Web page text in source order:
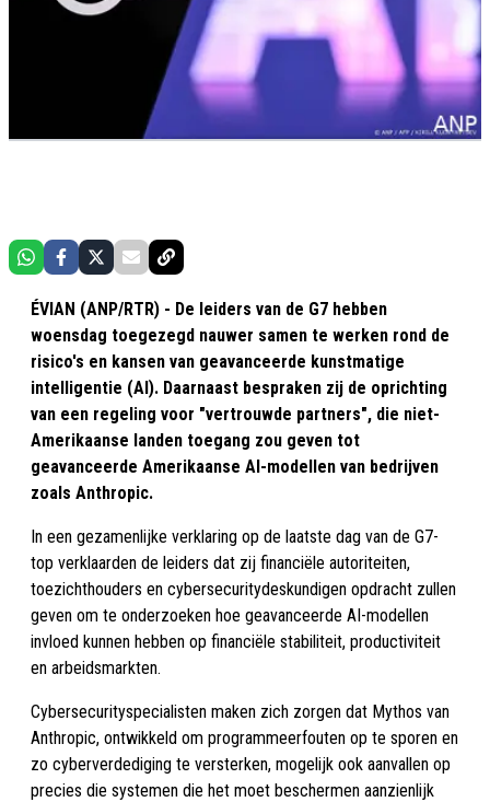
ÉVIAN (ANP/RTR) - De leiders van de G7 hebben
woensdag toegezegd nauwer samen te werken rond de
risico's en kansen van geavanceerde kunstmatige
intelligentie (AI). Daarnaast bespraken zij de oprichting
van een regeling voor "vertrouwde partners", die niet-
Amerikaanse landen toegang zou geven tot
geavanceerde Amerikaanse AI-modellen van bedrijven
zoals Anthropic.
In een gezamenlijke verklaring op de laatste dag van de G7-
top verklaarden de leiders dat zij financiële autoriteiten,
toezichthouders en cybersecuritydeskundigen opdracht zullen
geven om te onderzoeken hoe geavanceerde AI-modellen
invloed kunnen hebben op financiële stabiliteit, productiviteit
en arbeidsmarkten.
Cybersecurityspecialisten maken zich zorgen dat Mythos van
Anthropic, ontwikkeld om programmeerfouten op te sporen en
zo cyberverdediging te versterken, mogelijk ook aanvallen op
precies die systemen die het moet beschermen aanzienlijk